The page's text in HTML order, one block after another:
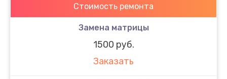
Стоимость ремонта
Замена матрицы
1500 руб.
Заказать